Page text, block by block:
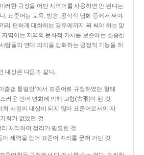
러한 규정을 어떤 지역어를 사용하면 안 된다는
. 표준어는 교육, 방송, 공식적 담화 등에서 써야
리 편하게 대화하는 경우에까지 꼭 써야 하는 말
지역어는 지역의 문화적 가치를 보존하는 소중한
람들의 연대 의식을 강화하는 긍정적 기능을 하
대상은 다음과 같다.
춤법 통일안’에서 표준어로 규정하였던 형태
러운 언어 변화에 의해 고형(古形)이 된 것
처 사정의 대상이 되지 않아 표준어로서의 자
회가 없었던 것
처리하여 정리가 필요한 것
이 세력을 얻어 표준어 자리를 굳혀 가던 것